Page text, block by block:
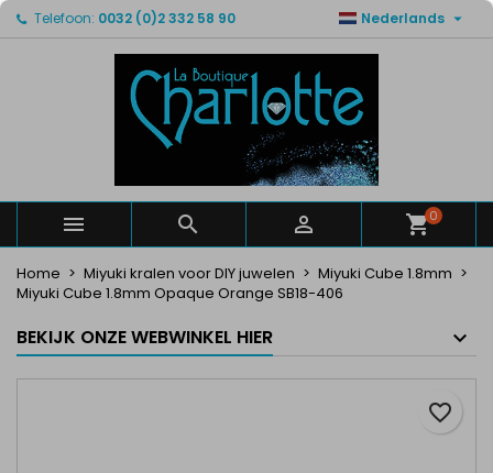
Telefoon: 0032 (0)2 332 58 90 Nederlands 
   0
Home Miyuki kralen voor DIY juwelen
Miyuki Cube 1.8mm
Miyuki Cube 1.8mm Opaque Orange SB18-406
BEKIJK ONZE WEBWINKEL HIER
favorite_border
Mijn verlanglijsten ×
Maak een lijst
Maak een verlanglijst ×
Verlanglijst naam
Annuleren Maak een verlanglijst
Inloggen ×
U moet ingelogd zijn om producten in uw verlanglijst
Annuleren Inloggen